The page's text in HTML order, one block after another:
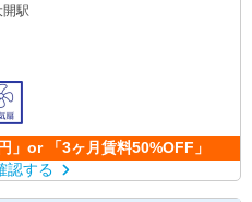
開駅
」or 「3ヶ月賃料50%OFF」
認する